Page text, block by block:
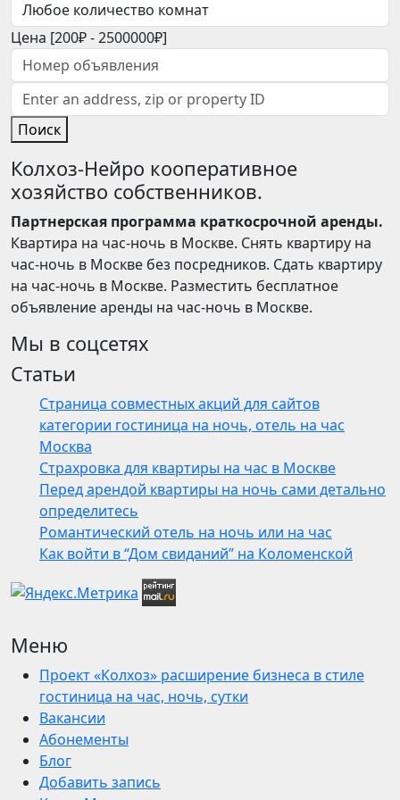
Цена [200₽-2500000₽]
Поиск
Колхоз-Нейро кооперативное
хозяйство собственников.
Партнерская программа краткосрочной аренды.
Квартира на час-ночь в Москве. Снять квартиру на
час-ночь в Москве без посредников. Сдать квартиру
на час-ночь в Москве. Разместить бесплатное
объявление аренды на час-ночь в Москве.
Мы в соцсетях
Статьи
Страница совместных акций для сайтов
категории гостиница на ночь, отель на час
Москва
Страхровка для квартиры на час в Москве
Перед арендой квартиры на ночь сами детально
определитесь
Романтический отель на ночь или на час
Как войти в “Дом свиданий” на Коломенской
Меню
Проект «Колхоз» расширение бизнеса в стиле
гостиница на час, ночь, сутки
Вакансии
Абонементы
Блог
Добавить запись